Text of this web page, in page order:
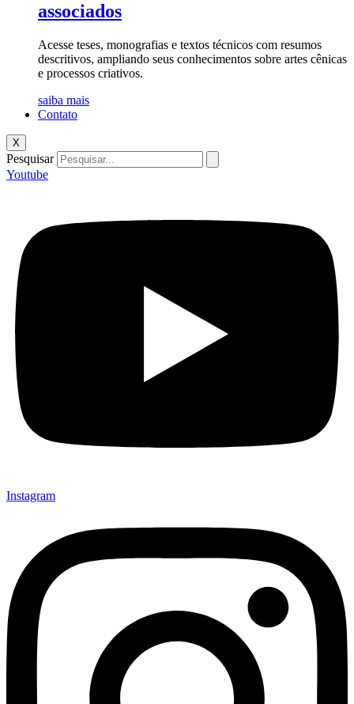
associados
Acesse teses, monografias e textos técnicos com resumos
descritivos, ampliando seus conhecimentos sobre artes cênicas
e processos criativos.
saiba mais
Contato
X
Pesquisar
Youtube
Instagram